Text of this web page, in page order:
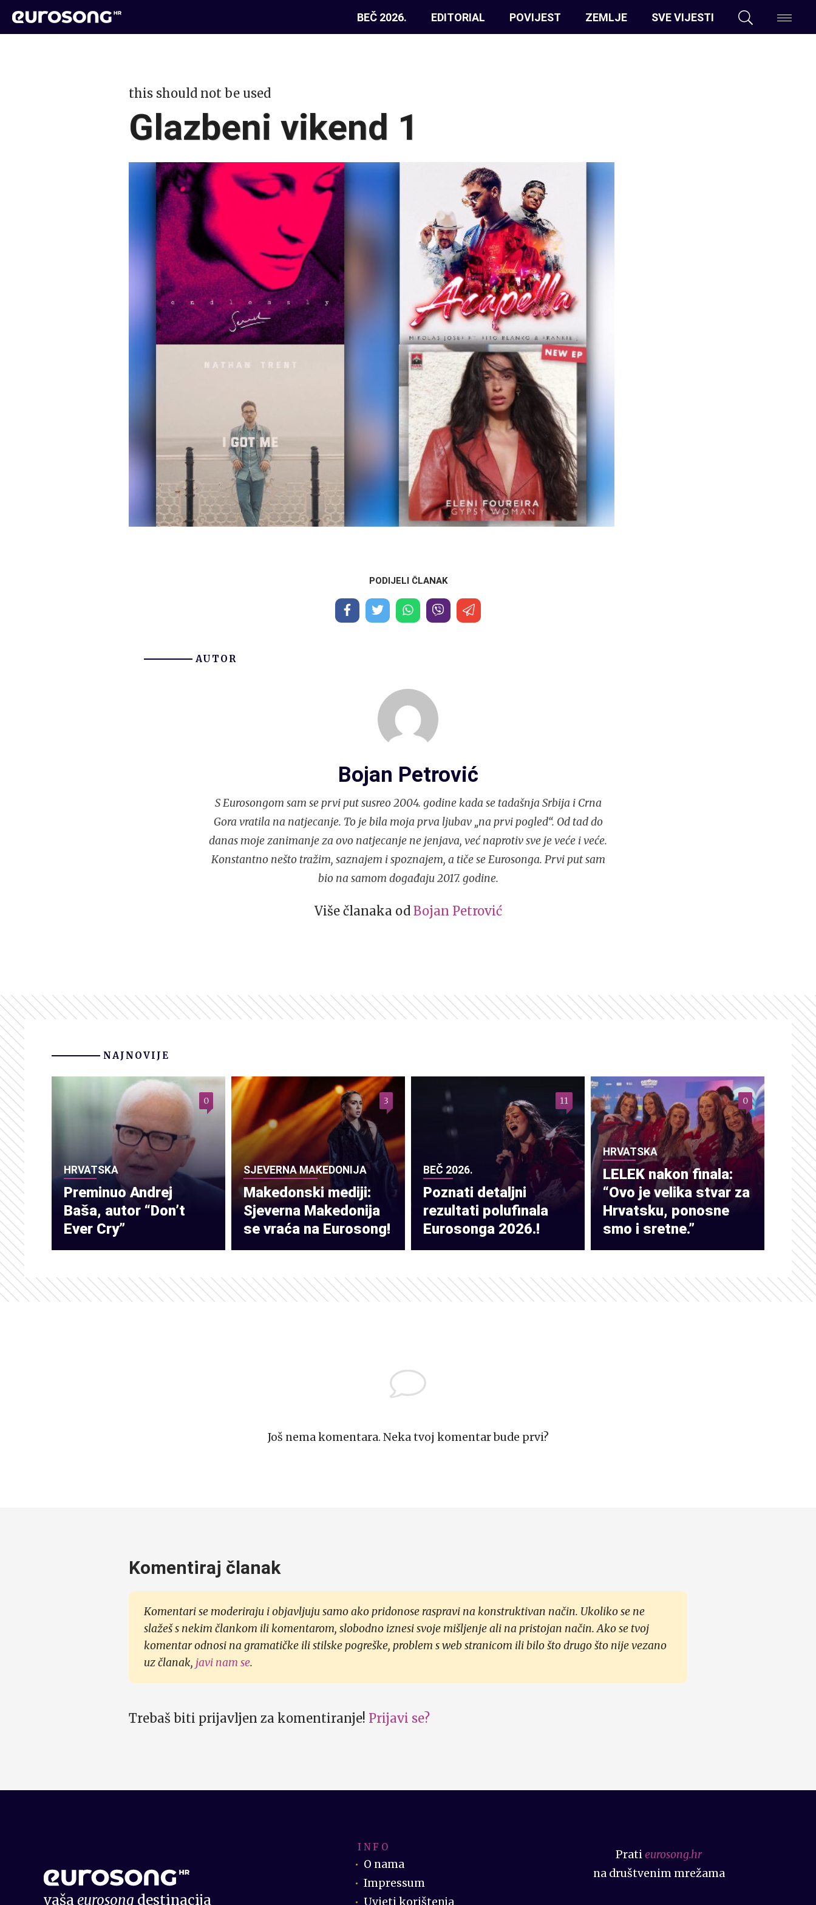
BEČ 2026. EDITORIAL POVIJEST ZEMLJE SVE VIJESTI
this should not be used
Glazbeni vikend 1
PODIJELI ČLANAK
AUTOR
Bojan Petrović
S Eurosongom sam se prvi put susreo 2004. godine kada se tadašnja Srbija i Crna
Gora vratila na natjecanje. To je bila moja prva ljubav „na prvi pogled“. Od tad do
danas moje zanimanje za ovo natjecanje ne jenjava, već naprotiv sve je veće i veće.
Konstantno nešto tražim, saznajem i spoznajem, a tiče se Eurosonga. Prvi put sam
bio na samom događaju 2017. godine.
Više članaka od Bojan Petrović
NAJNOVIJE
HRVATSKA
Preminuo Andrej
Baša, autor “Don’t
Ever Cry”
0
SJEVERNA MAKEDONIJA
Makedonski mediji:
Sjeverna Makedonija
se vraća na Eurosong!
3
BEČ 2026.
Poznati detaljni
rezultati polufinala
Eurosonga 2026.!
11
HRVATSKA
LELEK nakon finala:
“Ovo je velika stvar za
Hrvatsku, ponosne
smo i sretne.”
0
Još nema komentara. Neka tvoj komentar bude prvi?
Komentiraj članak
Komentari se moderiraju i objavljuju samo ako pridonose raspravi na konstruktivan način. Ukoliko se ne
slažeš s nekim člankom ili komentarom, slobodno iznesi svoje mišljenje ali na pristojan način. Ako se tvoj
komentar odnosi na gramatičke ili stilske pogreške, problem s web stranicom ili bilo što drugo što nije vezano
uz članak, javi nam se.
Trebaš biti prijavljen za komentiranje! Prijavi se?
vašaeurosong destinacija
I N F O
O nama
Impressum
Uvjeti korištenja
Pratieurosong.hr
na društvenim mrežama